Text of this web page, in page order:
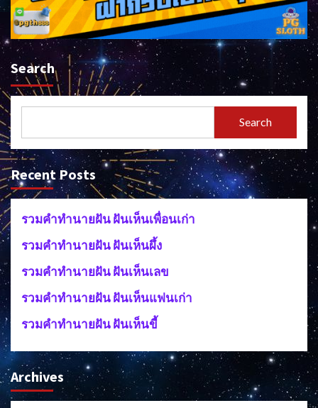
Search
Search
Recent Posts
รวมคำทำนายฝัน ฝันเห็นเพื่อนเก่า
รวมคำทำนายฝัน ฝันเห็นผึ้ง
รวมคำทำนายฝัน ฝันเห็นเลข
รวมคำทำนายฝัน ฝันเห็นแฟนเก่า
รวมคำทำนายฝัน ฝันเห็นขี้
Archives